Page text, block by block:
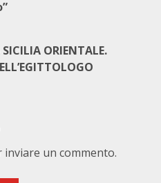
ORIENTALE.
inviare un commento.